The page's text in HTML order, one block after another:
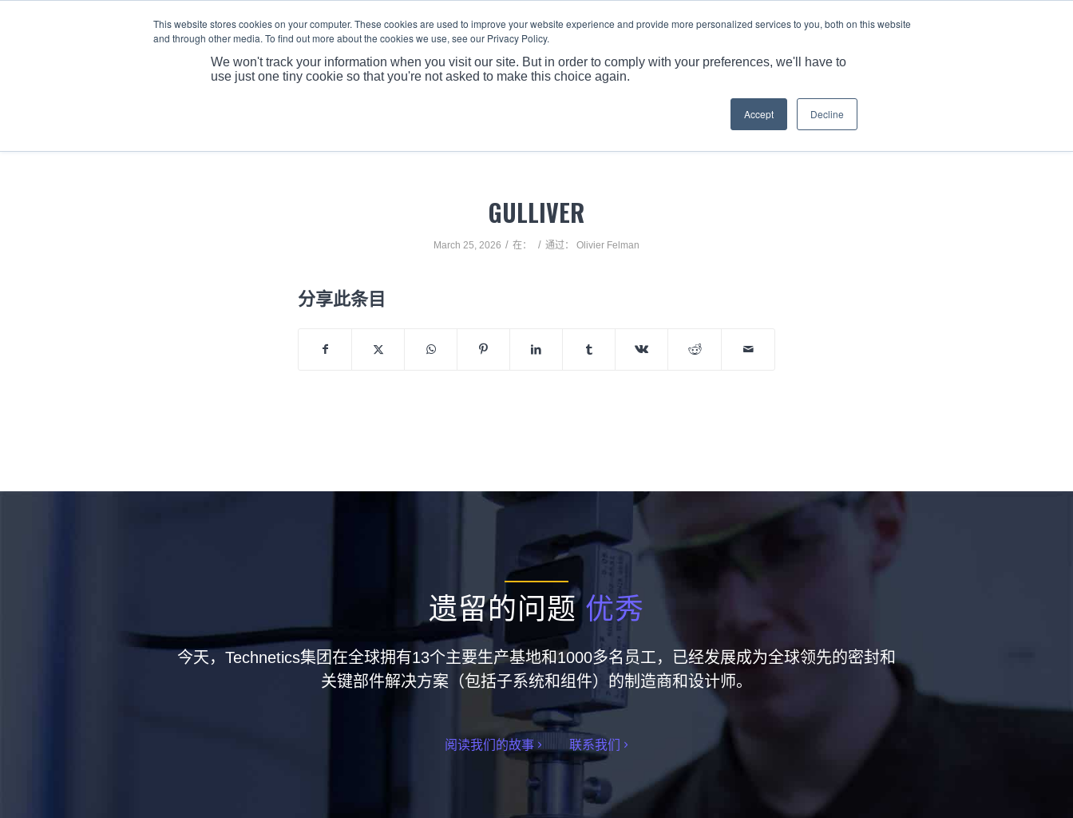
This website stores cookies on your computer. These cookies are used to improve your website experience and provide more personalized services to you, both on this website
and through other media. To find out more about the cookies we use, see our Privacy Policy.
We won't track your information when you visit our site. But in order to comply with your preferences, we'll have to
use just one tiny cookie so that you're not asked to make this choice again.
Accept Decline
关于 产品 MARKET 应用
您现在的位置：
GULLIVER
March 25, 2026 / 在： / 通过： Olivier Felman
分享此条目
遗留的问题优秀
今天，Technetics集团在全球拥有13个主要生产基地和1000多名员工，已经发展成为全球领先的密封和
关键部件解决方案（包括子系统和组件）的制造商和设计师。
阅读我们的故事 联系我们